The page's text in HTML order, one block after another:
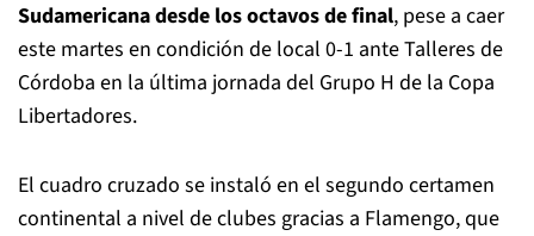
Sudamericana desde los octavos de final, pese a caer
este martes en condición de local 0-1 ante Talleres de
Córdoba en la última jornada del Grupo H de la Copa
Libertadores.
El cuadro cruzado se instaló en el segundo certamen
continental a nivel de clubes gracias a Flamengo, que